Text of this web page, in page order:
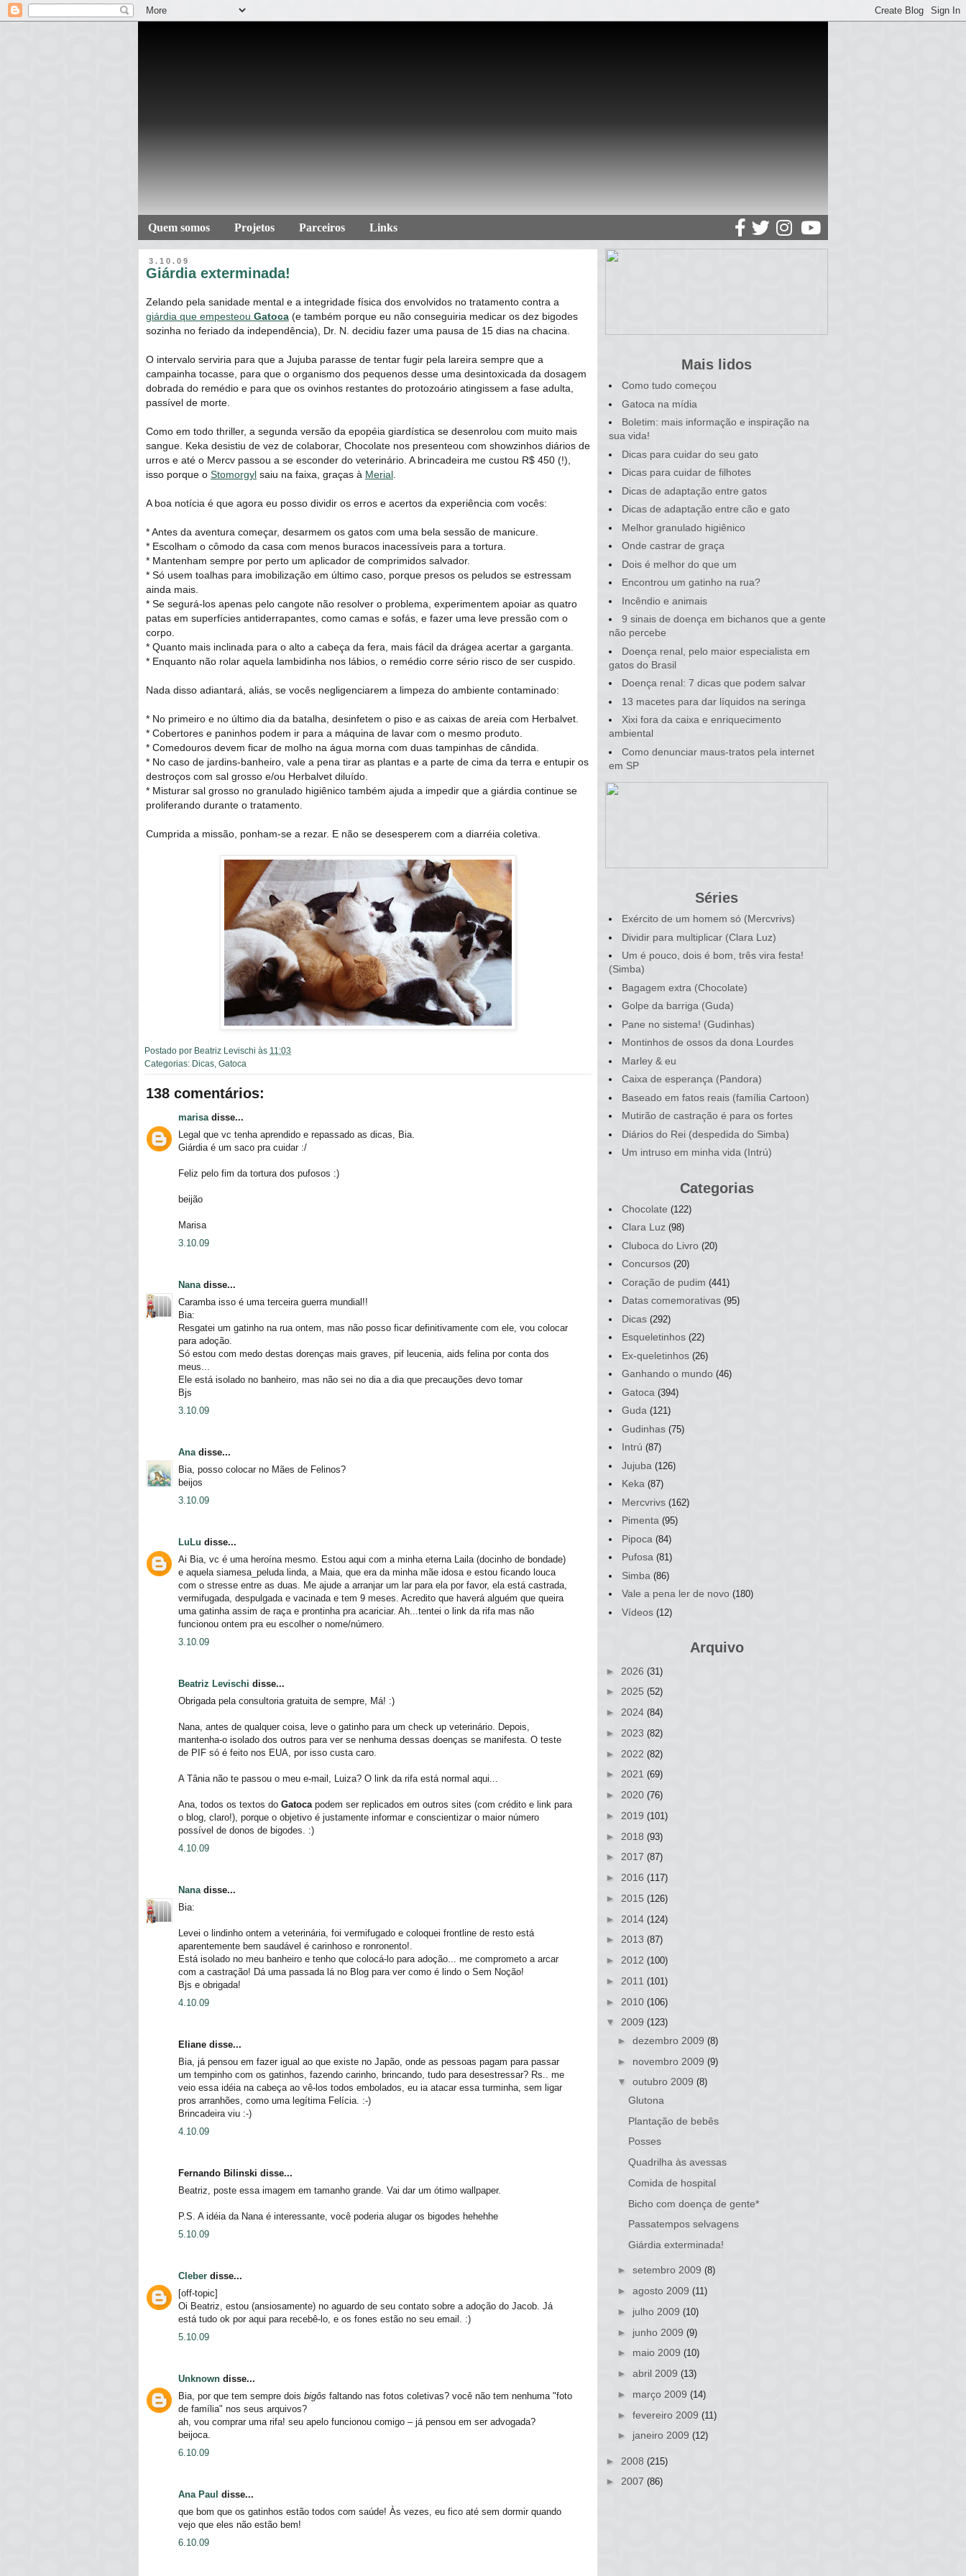
Quem somos Projetos Parceiros Links
3.10.09
Giárdia exterminada!
Zelando pela sanidade mental e a integridade física dos envolvidos no tratamento contra a
giárdia que empesteou Gatoca (e também porque eu não conseguiria medicar os dez bigodes
sozinha no feriado da independência), Dr. N. decidiu fazer uma pausa de 15 dias na chacina.
O intervalo serviria para que a Jujuba parasse de tentar fugir pela lareira sempre que a
campainha tocasse, para que o organismo dos pequenos desse uma desintoxicada da dosagem
dobrada do remédio e para que os ovinhos restantes do protozoário atingissem a fase adulta,
passível de morte.
Como em todo thriller, a segunda versão da epopéia giardística se desenrolou com muito mais
sangue. Keka desistiu de vez de colaborar, Chocolate nos presenteou com showzinhos diários de
urros e até o Mercv passou a se esconder do veterinário. A brincadeira me custou R$ 450 (!),
isso porque o Stomorgyl saiu na faixa, graças à Merial
A boa notícia é que agora eu posso dividir os erros e acertos da experiência com vocês:
* Antes da aventura começar, desarmem os gatos com uma bela sessão de manicure.
* Escolham o cômodo da casa com menos buracos inacessíveis para a tortura.
* Mantenham sempre por perto um aplicador de comprimidos salvador.
* Só usem toalhas para imobilização em último caso, porque presos os peludos se estressam
ainda mais.
* Se segurá-los apenas pelo cangote não resolver o problema, experimentem apoiar as quatro
patas em superfícies antiderrapantes, como camas e sofás, e fazer uma leve pressão com o
corpo.
* Quanto mais inclinada para o alto a cabeça da fera, mais fácil da drágea acertar a garganta.
* Enquanto não rolar aquela lambidinha nos lábios, o remédio corre sério risco de ser cuspido.
Nada disso adiantará, aliás, se vocês negligenciarem a limpeza do ambiente contaminado:
* No primeiro e no último dia da batalha, desinfetem o piso e as caixas de areia com Herbalvet.
* Cobertores e paninhos podem ir para a máquina de lavar com o mesmo produto.
* Comedouros devem ficar de molho na água morna com duas tampinhas de cândida.
* No caso de jardins-banheiro, vale a pena tirar as plantas e a parte de cima da terra e entupir os
destroços com sal grosso e/ou Herbalvet diluído.
* Misturar sal grosso no granulado higiênico também ajuda a impedir que a giárdia continue se
proliferando durante o tratamento.
Cumprida a missão, ponham-se a rezar. E não se desesperem com a diarréia coletiva.
Postado por Beatriz Levischi às 11:03
Categorias: Dicas Gatoca
138 comentários:
marisa disse...
Legal que vc tenha aprendido e repassado as dicas, Bia.
Giárdia é um saco pra cuidar :/
Feliz pelo fim da tortura dos pufosos :)
beijão
Marisa
3.10.09
Nana disse...
Caramba isso é uma terceira guerra mundial!!
Bia:
Resgatei um gatinho na rua ontem, mas não posso ficar definitivamente com ele, vou colocar
para adoção.
Só estou com medo destas dorenças mais graves, pif leucenia, aids felina por conta dos
meus...
Ele está isolado no banheiro, mas não sei no dia a dia que precauções devo tomar
Bjs
3.10.09
Ana disse...
Bia, posso colocar no Mães de Felinos?
beijos
3.10.09
LuLu disse...
Ai Bia, vc é uma heroína mesmo. Estou aqui com a minha eterna Laila (docinho de bondade)
e aquela siamesa_peluda linda, a Maia, que era da minha mãe idosa e estou ficando louca
com o stresse entre as duas. Me ajude a arranjar um lar para ela por favor, ela está castrada,
vermifugada, despulgada e vacinada e tem 9 meses. Acredito que haverá alguém que queira
uma gatinha assim de raça e prontinha pra acariciar. Ah...tentei o link da rifa mas não
funcionou ontem pra eu escolher o nome/número.
3.10.09
Beatriz Levischi disse...
Obrigada pela consultoria gratuita de sempre, Má! :)
Nana, antes de qualquer coisa, leve o gatinho para um check up veterinário. Depois,
mantenha-o isolado dos outros para ver se nenhuma dessas doenças se manifesta. O teste
de PIF só é feito nos EUA, por isso custa caro.
A Tânia não te passou o meu e-mail, Luiza? O link da rifa está normal aqui...
Ana, todos os textos do Gatocapodem ser replicados em outros sites (com crédito e link para
o blog, claro!), porque o objetivo é justamente informar e conscientizar o maior número
possível de donos de bigodes. :)
4.10.09
Nana disse...
Bia:
Levei o lindinho ontem a veterinária, foi vermifugado e coloquei frontline de resto está
aparentemente bem saudável é carinhoso e ronronento!.
Está isolado no meu banheiro e tenho que colocá-lo para adoção... me comprometo a arcar
com a castração! Dá uma passada lá no Blog para ver como é lindo o Sem Noção!
Bjs e obrigada!
4.10.09
Eliane disse...
Bia, já pensou em fazer igual ao que existe no Japão, onde as pessoas pagam para passar
um tempinho com os gatinhos, fazendo carinho, brincando, tudo para desestressar? Rs.. me
veio essa idéia na cabeça ao vê-los todos embolados, eu ia atacar essa turminha, sem ligar
pros arranhões, como uma legítima Felícia. :-)
Brincadeira viu :-)
4.10.09
Fernando Bilinski disse...
Beatriz, poste essa imagem em tamanho grande. Vai dar um ótimo wallpaper.
P.S. A idéia da Nana é interessante, você poderia alugar os bigodes hehehhe
5.10.09
Cleber disse...
[off-topic]
Oi Beatriz, estou (ansiosamente) no aguardo de seu contato sobre a adoção do Jacob. Já
está tudo ok por aqui para recebê-lo, e os fones estão no seu email. :)
5.10.09
Unknown disse...
Bia, por que tem sempre dois bigôs faltando nas fotos coletivas? você não tem nenhuma "foto
de família" nos seus arquivos?
ah, vou comprar uma rifa! seu apelo funcionou comigo – já pensou em ser advogada?
beijoca.
6.10.09
Ana Paul disse...
que bom que os gatinhos estão todos com saúde! Às vezes, eu fico até sem dormir quando
vejo que eles não estão bem!
6.10.09
Mais lidos
Como tudo começou
Gatoca na mídia
Boletim: mais informação e inspiração na
sua vida!
Dicas para cuidar do seu gato
Dicas para cuidar de filhotes
Dicas de adaptação entre gatos
Dicas de adaptação entre cão e gato
Melhor granulado higiênico
Onde castrar de graça
Dois é melhor do que um
Encontrou um gatinho na rua?
Incêndio e animais
9 sinais de doença em bichanos que a gente
não percebe
Doença renal, pelo maior especialista em
gatos do Brasil
Doença renal: 7 dicas que podem salvar
13 macetes para dar líquidos na seringa
Xixi fora da caixa e enriquecimento
ambiental
Como denunciar maus-tratos pela internet
em SP
Séries
Exército de um homem só (Mercvrivs)
Dividir para multiplicar (Clara Luz)
Um é pouco, dois é bom, três vira festa!
(Simba)
Bagagem extra (Chocolate)
Golpe da barriga (Guda)
Pane no sistema! (Gudinhas)
Montinhos de ossos da dona Lourdes
Marley & eu
Caixa de esperança (Pandora)
Baseado em fatos reais (família Cartoon)
Mutirão de castração é para os fortes
Diários do Rei (despedida do Simba)
Um intruso em minha vida (Intrú)
Categorias
Chocolate (122)
Clara Luz (98)
Cluboca do Livro (20)
Concursos (20)
Coração de pudim (441)
Datas comemorativas (95)
Dicas (292)
Esqueletinhos (22)
Ex-queletinhos (26)
Ganhando o mundo (46)
Gatoca (394)
Guda (121)
Gudinhas (75)
Intrú (87)
Jujuba (126)
Keka (87)
Mercvrivs (162)
Pimenta (95)
Pipoca (84)
Pufosa (81)
Simba (86)
Vale a pena ler de novo (180)
Vídeos (12)
Arquivo
► 2026 (31)
► 2025 (52)
► 2024 (84)
► 2023 (82)
► 2022 (82)
► 2021 (69)
► 2020 (76)
► 2019 (101)
► 2018 (93)
► 2017 (87)
► 2016 (117)
► 2015 (126)
► 2014 (124)
► 2013 (87)
► 2012 (100)
► 2011 (101)
► 2010 (106)
▼ 2009 (123)
► dezembro 2009 (8)
► novembro 2009 (9)
▼ outubro 2009 (8)
Glutona
Plantação de bebês
Posses
Quadrilha às avessas
Comida de hospital
Bicho com doença de gente*
Passatempos selvagens
Giárdia exterminada!
► setembro 2009 (8)
► agosto 2009 (11)
► julho 2009 (10)
► junho 2009 (9)
► maio 2009 (10)
► abril 2009 (13)
► março 2009 (14)
► fevereiro 2009 (11)
► janeiro 2009 (12)
► 2008 (215)
► 2007 (86)